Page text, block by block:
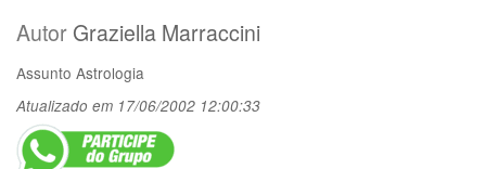
Autor Graziella Marraccini
Assunto Astrologia
Atualizado em 17/06/2002 12:00:33